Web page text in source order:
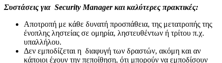
Συστάσεις για Security Manager και καλύτερες πρακτικές:
Αποτροπή με κάθε δυνατή προσπάθεια, της μετατροπής της
ένοπλης ληστείας σε ομηρία, ληστευθέντων ή τρίτου π.χ.
υπαλλήλου.
Δεν εμποδίζεται η διαφυγή των δραστών, ακόμη και αν
κάποιοι έχουν την πεποίθηση, ότι μπορούν να εμποδίσουν